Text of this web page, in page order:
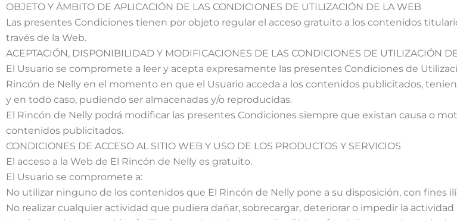
OBJETO Y ÁMBITO DE APLICACIÓN DE LAS CONDICIONES DE UTILIZACIÓN DE LA WEB
Las presentes Condiciones tienen por objeto regular el acceso gratuito a los contenidos
través de la Web.
ACEPTACIÓN, DISPONIBILIDAD Y MODIFICACIONES DE LAS CONDICIONES DE UTILIZACIÓN
El Usuario se compromete a leer y acepta expresamente las presentes Condiciones de
Rincón de Nelly en el momento en que el Usuario acceda a los contenidos publicitados,
y en todo caso, pudiendo ser almacenadas y/o reproducidas.
El Rincón de Nelly podrá modificar las presentes Condiciones siempre que existan causa o
contenidos publicitados.
CONDICIONES DE ACCESO AL SITIO WEB Y USO DE LOS PRODUCTOS Y SERVICIOS
El acceso a la Web de El Rincón de Nelly es gratuito.
El Usuario se compromete a:
No utilizar ninguno de los contenidos que El Rincón de Nelly pone a su disposición, con fines
No realizar cualquier actividad que pudiera dañar, sobrecargar, deteriorar o impedir la